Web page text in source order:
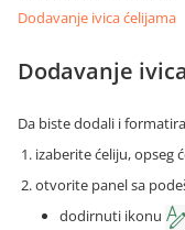
Dodavanje ivica ćelijama
Dodavanje
Da biste dodali i
izaberite ćeliju, opseg
otvorite panel sa
dodirnuti ikonu